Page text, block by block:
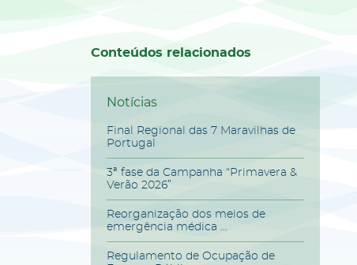
Conteúdos relacionados
Notícias
Final Regional das 7 Maravilhas de
Portugal
3ª fase da Campanha “Primavera &
Verão 2026”
Reorganização dos meios de
emergência médica ...
Regulamento de Ocupação de